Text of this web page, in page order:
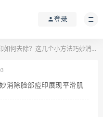
登录
何去除？这几个小方法巧妙消除脸部痘印展现平滑肌肤！
消除脸部痘印展现平滑肌